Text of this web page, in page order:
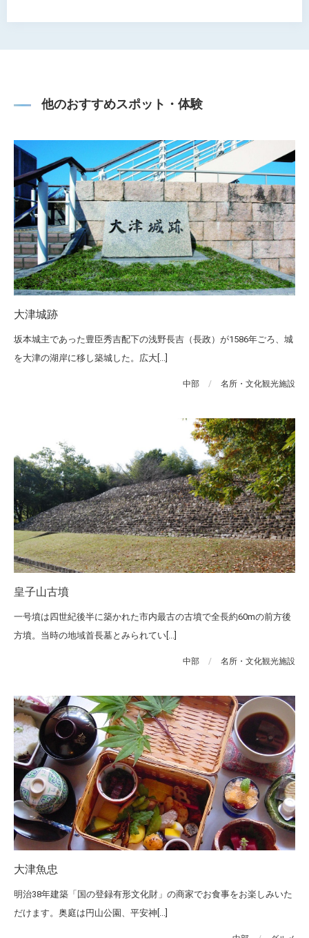
他のおすすめスポット・体験
大津城跡
坂本城主であった豊臣秀吉配下の浅野長吉（長政）が1586年ごろ、城
を大津の湖岸に移し築城した。広大[...]
中部 / 名所・文化観光施設
皇子山古墳
一号墳は四世紀後半に築かれた市内最古の古墳で全長約60mの前方後
方墳。当時の地域首長墓とみられてい[...]
中部 / 名所・文化観光施設
大津魚忠
明治38年建築「国の登録有形文化財」の商家でお食事をお楽しみいた
だけます。奥庭は円山公園、平安神[...]